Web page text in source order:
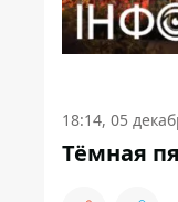
18:14, 05
Тёмная